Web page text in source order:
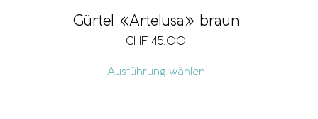
Gürtel «Artelusa» braun
CHF 45.00
Ausführung wählen